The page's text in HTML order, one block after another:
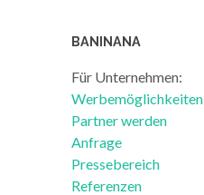
BANINANA
Für Unternehmen:
Werbemöglichkeiten
Partner werden
Anfrage
Pressebereich
Referenzen